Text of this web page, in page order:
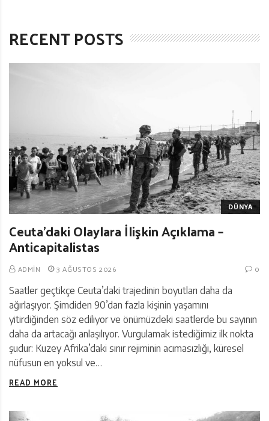
RECENT POSTS
DÜNYA
Ceuta’daki Olaylara İlişkin Açıklama –
Anticapitalistas
ADMIN 3 AĞUSTOS 2026 0
Saatler geçtikçe Ceuta’daki trajedinin boyutları daha da
ağırlaşıyor. Şimdiden 90’dan fazla kişinin yaşamını
yitirdiğinden söz ediliyor ve önümüzdeki saatlerde bu sayının
daha da artacağı anlaşılıyor. Vurgulamak istediğimiz ilk nokta
şudur: Kuzey Afrika’daki sınır rejiminin acımasızlığı, küresel
nüfusun en yoksul ve…
READ MORE